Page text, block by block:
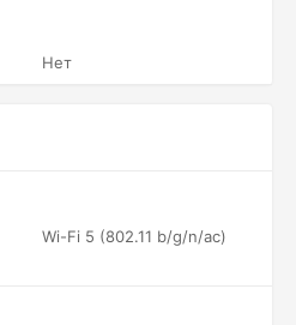
Нет
Wi-Fi 5 (802.11 b/g/n/ac)